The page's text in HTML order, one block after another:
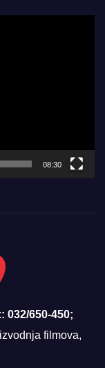
08:30
032/650-450;
filmova,